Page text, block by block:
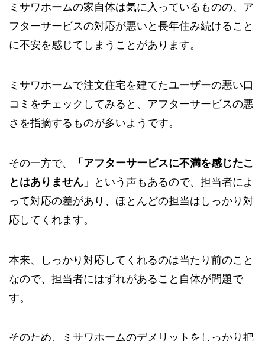
ミサワホームの家自体は気に入っているものの、ア
フターサービスの対応が悪いと長年住み続けること
に不安を感じてしまうことがあります。
ミサワホームで注文住宅を建てたユーザーの悪い口
コミをチェックしてみると、アフターサービスの悪
さを指摘するものが多いようです。
その一方で、
「アフターサービスに不満を感じたこ
とはありません」
という声もあるので、担当者によ
って対応の差があり、ほとんどの担当はしっかり対
応してくれます。
本来、しっかり対応してくれるのは当たり前のこと
なので、担当者にはずれがあること自体が問題で
す。
そのため、ミサワホームのデメリットをしっかり把